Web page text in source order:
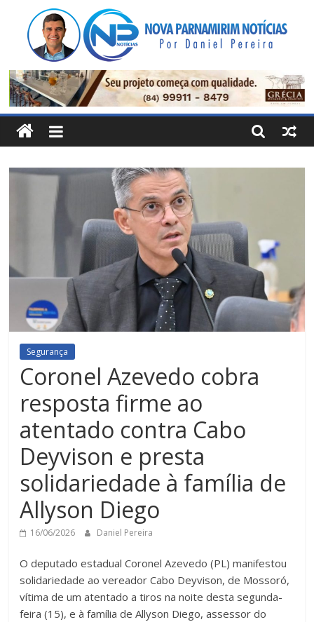
conteúdo
Nova
Parnamirim
Notícias
Segurança
Coronel Azevedo cobra
resposta firme ao
atentado contra Cabo
Deyvison e presta
solidariedade à família de
Allyson Diego
16/06/2026 Daniel Pereira
O deputado estadual Coronel Azevedo (PL) manifestou
solidariedade ao vereador Cabo Deyvison, de Mossoró,
vítima de um atentado a tiros na noite desta segunda-
feira (15), e à família de Allyson Diego, assessor do